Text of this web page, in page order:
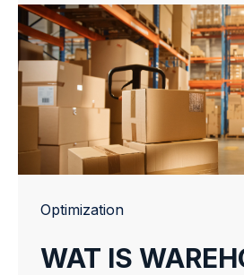
eenvoudiger om de
efficiënt te beheren en
betaalt voor opslag...
Optimization
WAT IS